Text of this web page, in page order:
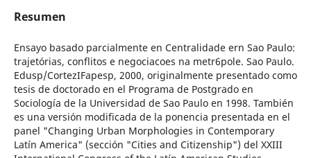
Resumen
Ensayo basado parcialmente en Centralidade ern Sao Paulo:
trajetórias, conflitos e negociacoes na metr6pole. Sao Paulo.
Edusp/CortezIFapesp, 2000, originalmente presentado como
tesis de doctorado en el Programa de Postgrado en
Sociología de la Universidad de Sao Paulo en 1998. También
es una versión modificada de la ponencia presentada en el
panel "Changing Urban Morphologies in Contemporary
Latín America" (sección "Cities and Citizenship") del XXIII